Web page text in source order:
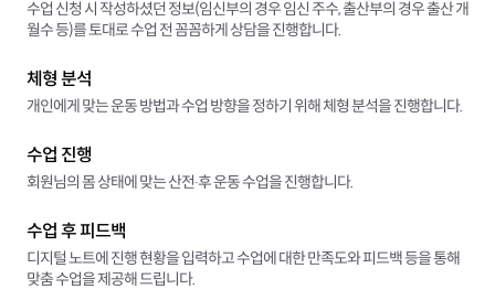
수업 신청 시 작성하셨던 정보(임신부의 경우 임신 주수, 출산부의 경우 출산 개
월수 등)를 토대로 수업 전 꼼꼼하게 상담을 진행합니다.
체형 분석
개인에게 맞는 운동 방법과 수업 방향을 정하기 위해 체형 분석을 진행합니다.
수업 진행
회원님의 몸 상태에 맞는 산전∙후 운동 수업을 진행합니다.
수업 후 피드백
디지털 노트에 진행 현황을 입력하고 수업에 대한 만족도와 피드백 등을 통해
맞춤 수업을 제공해 드립니다.